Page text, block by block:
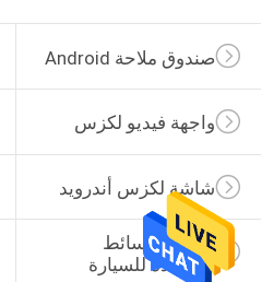
صندوق ملاحة Android
واجهة فيديو لكزس
شاشة لكزس أندرويد
عرض الوسائط
المتعددة للسيارة